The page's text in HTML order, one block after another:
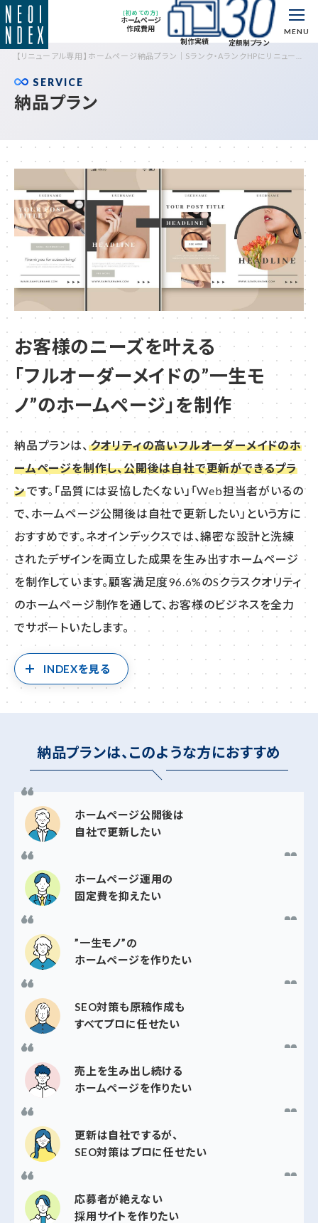
[初めての方]
ホームページ
作成費用
制作実績
定額制プラン
MENU
【リニューアル専用】ホームページ納品プラン｜Sランク・AランクHPにリニューア
SERVICE
納品プラン
お客様のニーズを叶える
「フルオーダーメイドの”一生モ
ノ”のホームページ」を制作
納品プランは、 クオリティの高いフルオーダーメイドのホ
ームページを制作し、公開後は自社で更新ができるプラ
ンです。「品質には妥協したくない」「Web担当者がいるの
で、ホームページ公開後は自社で更新したい」という方に
おすすめです。ネオインデックスでは、綿密な設計と洗練
されたデザインを両立した成果を生み出すホームページ
を制作しています。顧客満足度96.6%のSクラスクオリティ
のホームページ制作を通して、お客様のビジネスを全力
でサポートいたします。
INDEXを見る
納品プランは、このような方におすすめ
ホームページ公開後は
自社で更新したい
ホームページ運用の
固定費を抑えたい
”一生モノ”の
ホームページを作りたい
SEO対策も原稿作成も
すべてプロに任せたい
売上を生み出し続ける
ホームページを作りたい
更新は自社でするが、
SEO対策はプロに任せたい
応募者が絶えない
採用サイトを作りたい